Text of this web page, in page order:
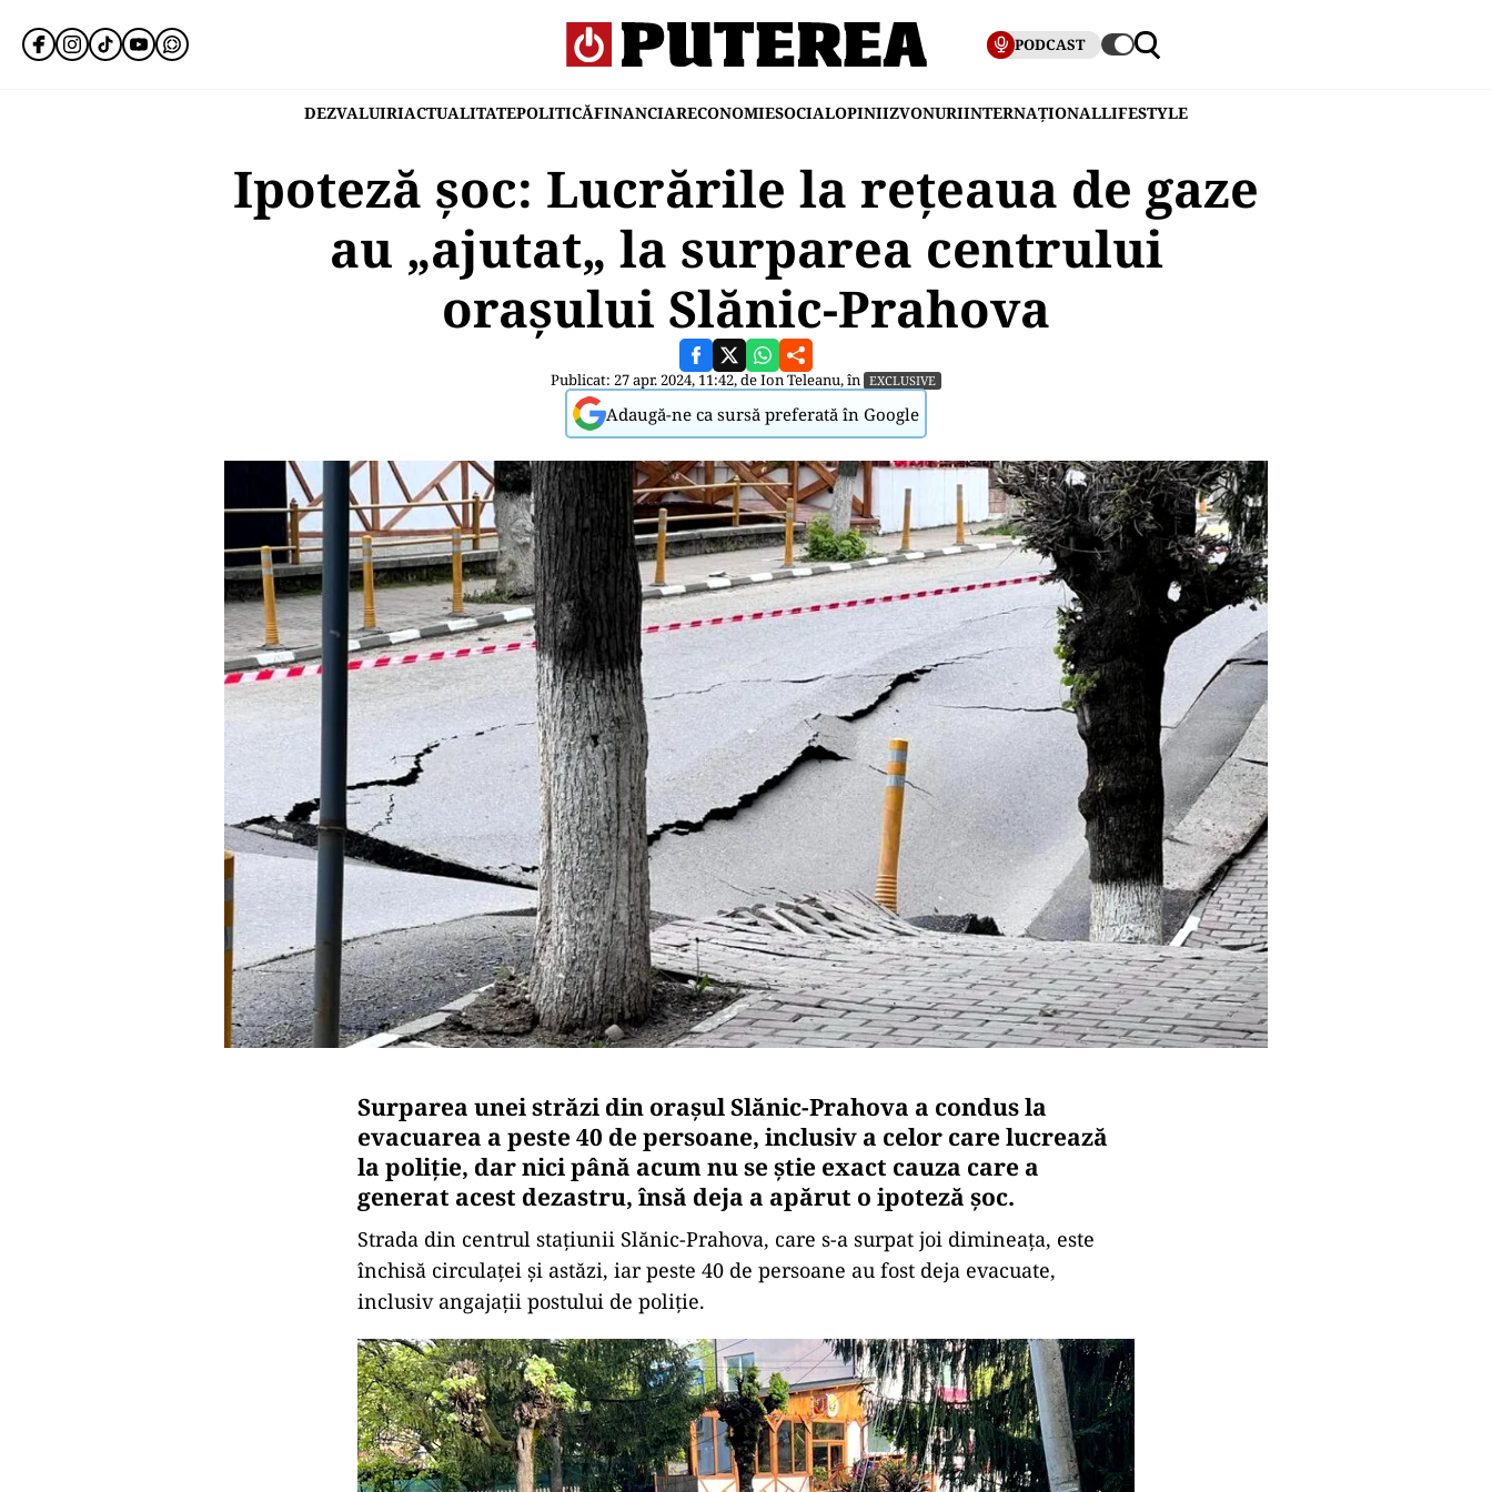
PODCAST
DEZVALUIRIACTUALITATEPOLITICĂFINANCIARECONOMIESOCIALOPINIIZVONURIINTERNAȚIONALLIFESTYLE
Ipoteză șoc: Lucrările la rețeaua de gaze
au „ajutat„ la surparea centrului
orașului Slănic-Prahova
Publicat: 27 apr. 2024, 11:42, deIon Teleanu, în EXCLUSIVE
Adaugă-ne ca sursă preferată în Google
Surparea unei străzi din orașul Slănic-Prahova a condus la
evacuarea a peste 40 de persoane, inclusiv a celor care lucrează
la poliție, dar nici până acum nu se știe exact cauza care a
generat acest dezastru, însă deja a apărut o ipoteză șoc.
Strada din centrul stațiunii Slănic-Prahova, care s-a surpat joi dimineața, este
închisă circulaței și astăzi, iar peste 40 de persoane au fost deja evacuate,
inclusiv angajații postului de poliție.